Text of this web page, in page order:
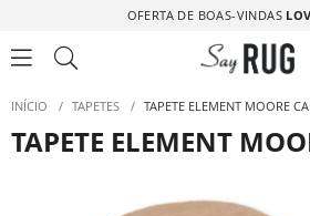
OFERTA DE BOAS-VINDAS
INÍCIO / TAPETES / TAPETE ELEMENT MOORE
TAPETE ELEMENT